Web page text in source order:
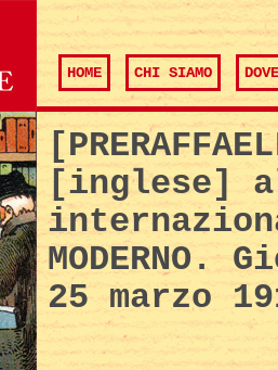
HOME CHI SIAMO
[inglese]
25 marzo